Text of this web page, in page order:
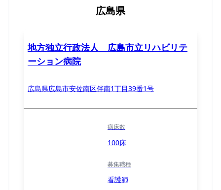
広島県
地方独立行政法人 広島市立リハビリテ
ーション病院
広島県広島市安佐南区伴南1丁目39番1号
病床数
100床
募集職種
看護師